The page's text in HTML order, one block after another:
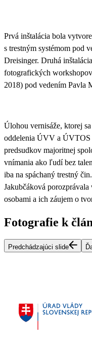
Prvá inštalácia bola
s trestným systémom pod
Dreisinger. Druhá
fotografických
2018) pod vedením Pavla
Úlohou vernisáže, ktorej
oddelenia ÚVV a ÚVTOS
predsudkov majoritnej
vnímania ako ľudí bez
iba na spáchaný trestný
Jakubčáková
osobami a ich záujem o
Fotografie k
Predchádzajúci slide